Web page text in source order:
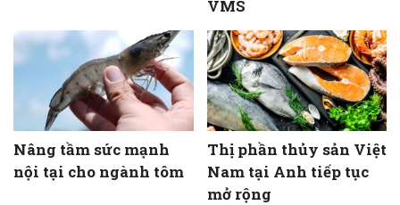
VMS
Nâng tầm sức mạnh
nội tại cho ngành tôm
Thị phần thủy sản Việt
Nam tại Anh tiếp tục
mở rộng